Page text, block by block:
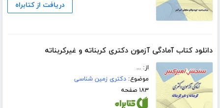
دریافت از کتابراه
دانلود کتاب آمادگی آزمون دکتری کربناته و غیرکربناته
از: ...
موضوع:دکتری زمین شناسی
۱۸۳ صفحه